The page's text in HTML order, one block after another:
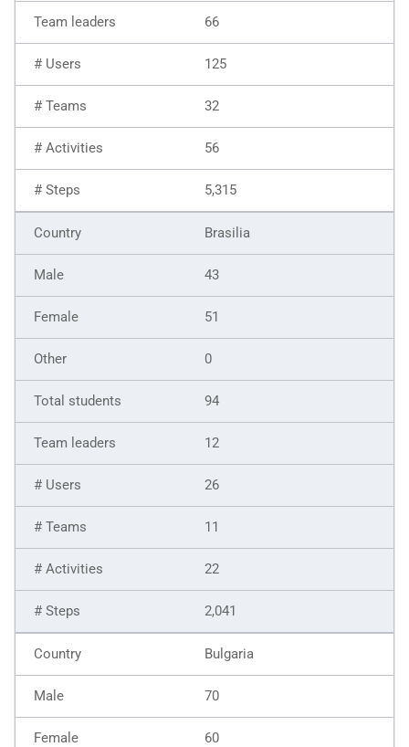
66
125
32
56
5,315
Brasilia
43
51
0
94
12
26
11
22
2,041
Bulgaria
70
60